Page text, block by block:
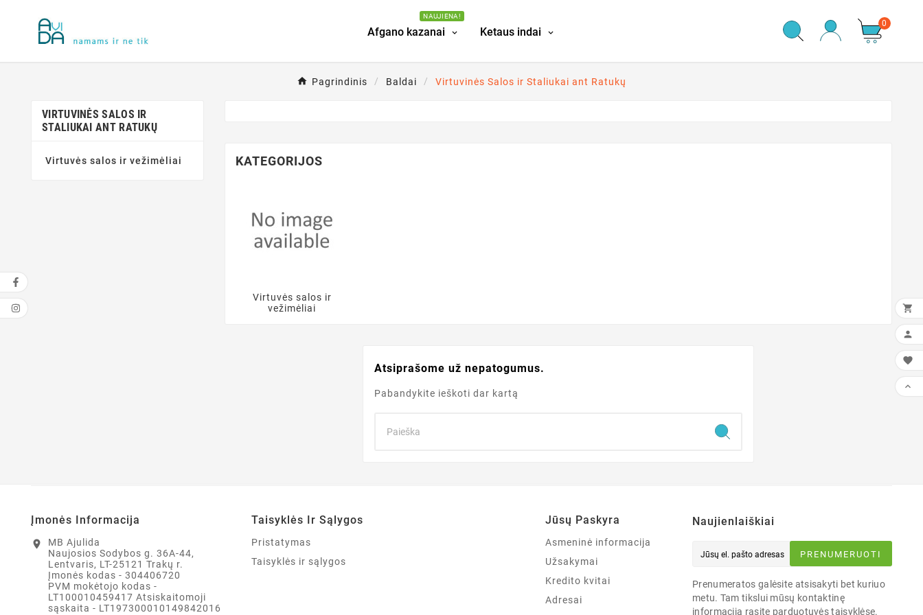
Afgano kazanai
NAUJIENA!
Ketaus indai
0
Pagrindinis Baldai Virtuvinės Salos ir Staliukai ant Ratukų
VIRTUVINĖS SALOS IR
STALIUKAI ANT RATUKŲ
Virtuvės salos ir vežimėliai KATEGORIJOS
Virtuvės salos ir
vežimėliai
Atsiprašome už nepatogumus.
Pabandykite ieškoti dar kartą
Įmonės Informacija
location_on
MB Ajulida
Naujosios Sodybos g. 36A-44,
Lentvaris, LT-25121 Trakų r.
Įmonės kodas - 304406720
PVM mokėtojo kodas -
LT100010459417 Atsiskaitomoji
sąskaita - LT197300010149842016
Taisyklės Ir Sąlygos
Pristatymas
Taisyklės ir sąlygos
Jūsų Paskyra
Asmeninė informacija
Užsakymai
Kredito kvitai
Adresai
Naujienlaiškiai
PRENUMERUOTI
Prenumeratos galėsite atsisakyti bet kuriuo
metu. Tam tikslui mūsų kontaktinę
informaciją rasite parduotuvės taisyklėse.



